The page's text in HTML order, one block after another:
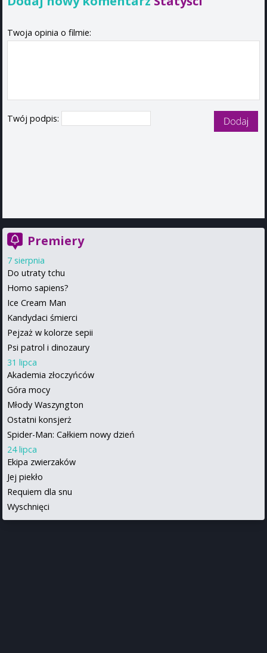
Twoja opinia o filmie:
Twój podpis:
Premiery
7 sierpnia
Do utraty tchu
Homo sapiens?
Ice Cream Man
Kandydaci śmierci
Pejzaż w kolorze sepii
Psi patrol i dinozaury
31 lipca
Akademia złoczyńców
Góra mocy
Młody Waszyngton
Ostatni konsjerż
Spider-Man: Całkiem nowy dzień
24 lipca
Ekipa zwierzaków
Jej piekło
Requiem dla snu
Wyschnięci